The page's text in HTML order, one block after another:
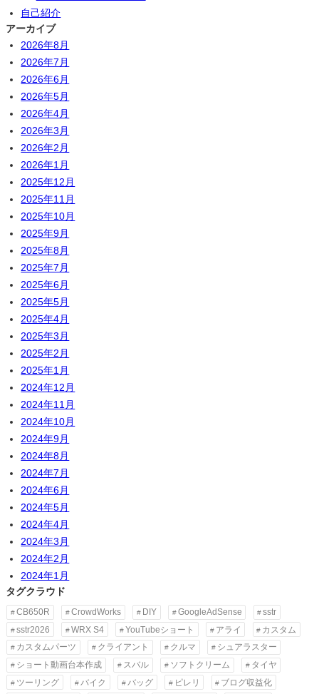
自己紹介
アーカイブ
2026年8月
2026年7月
2026年6月
2026年5月
2026年4月
2026年3月
2026年2月
2026年1月
2025年12月
2025年11月
2025年10月
2025年9月
2025年8月
2025年7月
2025年6月
2025年5月
2025年4月
2025年3月
2025年2月
2025年1月
2024年12月
2024年11月
2024年10月
2024年9月
2024年8月
2024年7月
2024年6月
2024年5月
2024年4月
2024年3月
2024年2月
2024年1月
タグクラウド
CB650R CrowdWorks DIY GoogleAdSense
sstr
sstr2026
WRX S4 YouTubeショート アライ
カスタム
カスタムパーツ
クライアント クルマ
シュアラスター
ショート動画台本作成
スバル ソフトクリーム
タイヤ
ツーリング
バイク バッグ ピレリ
ブログ収益化